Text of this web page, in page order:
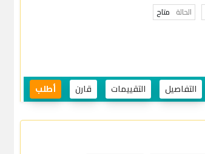
الحالة متاح
التفاصيل التقييمات قارن أطلب